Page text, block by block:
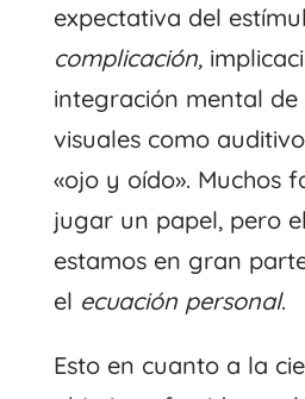
expectativa del
complicación,
integración mental
visuales como
«ojo y oído». Muchos
jugar un papel, pero
estamos en gran
el ecuación personal.
Esto en cuanto a la